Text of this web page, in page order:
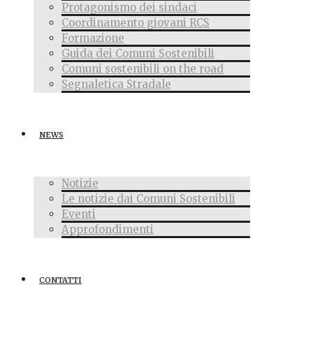
Protagonismo dei sindaci
Coordinamento giovani RCS
Formazione
Guida dei Comuni Sostenibili
Comuni sostenibili on the road
Segnaletica Stradale
NEWS
Notizie
Le notizie dai Comuni Sostenibili
Eventi
Approfondimenti
CONTATTI